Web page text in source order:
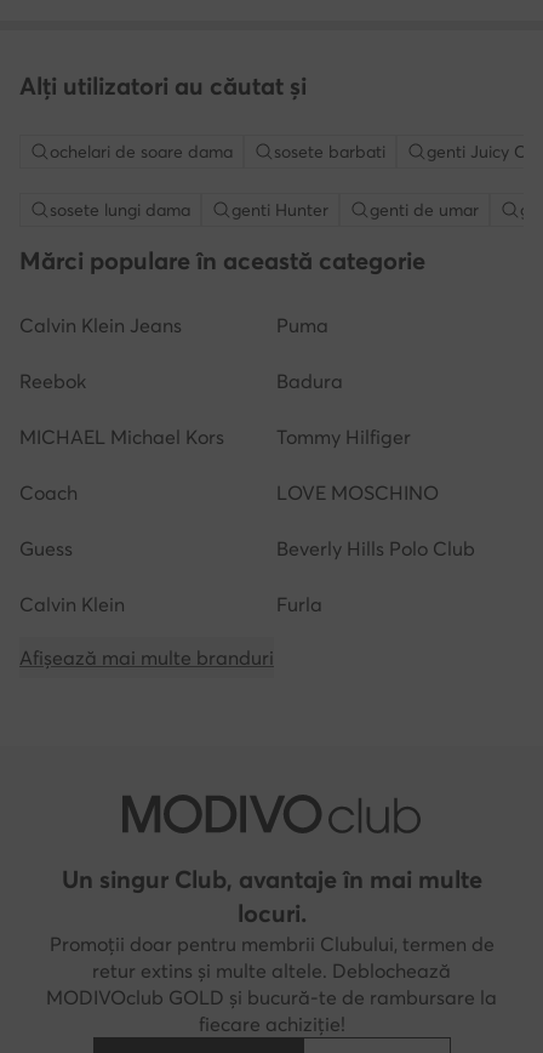
Alți utilizatori au căutat și
ochelari de soare dama sosete barbati genti Juicy
sosete lungi dama genti Hunter genti de umar
Mărci populare în această categorie
Calvin Klein Jeans Puma
Reebok Badura
MICHAEL Michael Kors Tommy Hilfiger
Coach LOVE MOSCHINO
Guess Beverly Hills Polo Club
Calvin Klein Furla
Afișează mai multe branduri
Un singur Club, avantaje în mai multe
locuri.
Promoții doar pentru membrii Clubului, termen de
retur extins și multe altele. Deblochează
MODIVOclub GOLD și bucură-te de rambursare la
fiecare achiziție!